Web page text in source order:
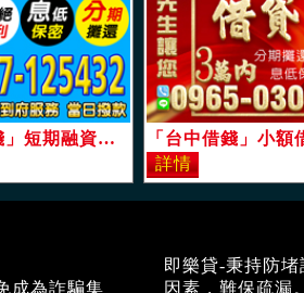
「台北借錢」短期融資，小額借貸，分期攤還拒絕高利，來電到府服務，可當日撥款「即樂貸」
成為詐騙集
即樂貸-秉持防
因素，難保疏漏